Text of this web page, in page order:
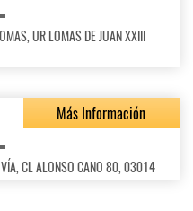
UR LOMAS DE JUAN XXIII
Más Información
CL ALONSO CANO 80, 03014